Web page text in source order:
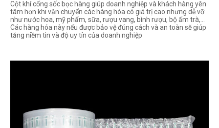
Cột khí cống sốc bọc hàng giúp doanh nghiệp và khách hàng yên
tâm hơn khi vận chuyển các hàng hóa có giá trị cao nhưng dễ vỡ
như nước hoa, mỹ phẩm, sữa, rượu vang, bình rượu, bộ ấm trà,…
Các hàng hóa này nếu được bảo vệ đúng cách và an toàn sẽ giúp
tăng niềm tin và độ uy tín của doanh nghiệp